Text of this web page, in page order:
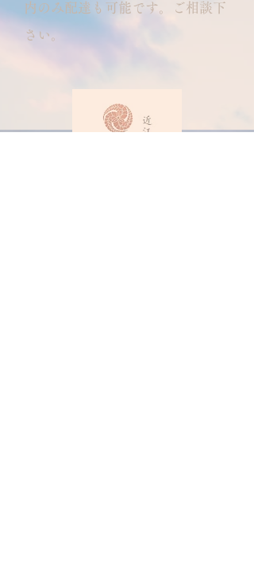
内のみ配達も可能です。ご相談下
さい。